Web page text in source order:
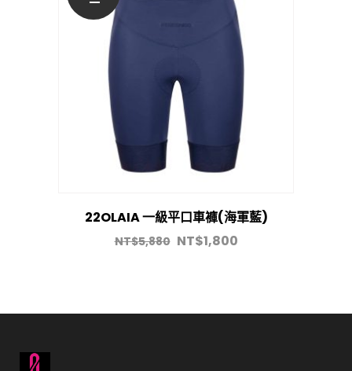
22OLAIA 一級平口車褲(海軍藍)
NT$5,880 NT$1,800